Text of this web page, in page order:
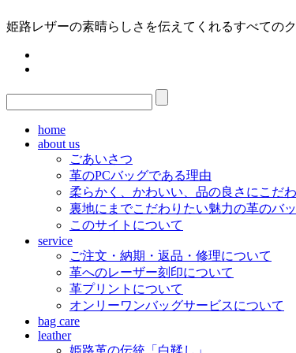
姫路レザーの素晴らしさを伝えてくれるすべての
home
about us
ごあいさつ
革のPCバッグである理由
柔らかく、かわいい、品の良さにこだ
裏地にまでこだわりたい魅力の革のバ
このサイトについて
service
ご注文・納期・返品・修理について
革へのレーザー刻印について
革プリントについて
オンリーワンバッグサービスについて
bag care
leather
姫路革の伝統「白鞣し」